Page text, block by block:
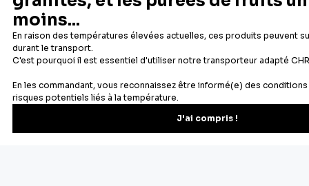
Newsletter
Recevez les recettes, astuces et offres spéciales.